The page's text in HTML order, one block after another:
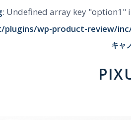
: Undefined array key "option1"
plugins/wp-product-review/
キャ